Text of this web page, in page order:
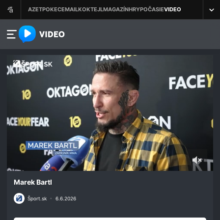
azet.video.sk
seconds
minutes,
Marek Bartl
Šport.sk • 6.6.2026